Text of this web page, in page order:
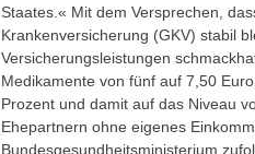
Staates.« Mit dem Versprechen,
Krankenversicherung (GKV) stabil
Versicherungsleistungen
Medikamente von fünf auf 7,50
Prozent und damit auf das Niveau
Ehepartnern ohne eigenes
Bundesgesundheitsministerium